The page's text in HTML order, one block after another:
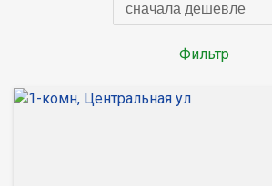
сначала дешевле
Фильтр